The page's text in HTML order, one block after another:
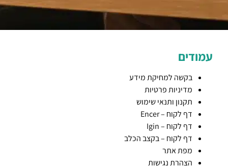
עמודים
בקשה למחיקת מידע
מדיניות פרטיות
תקנון ותנאי שימוש
דף לקוח – Encer
דף לקוח – Igin
דף לקוח – בקצב הכלב
מפת אתר
הצהרת נגישות